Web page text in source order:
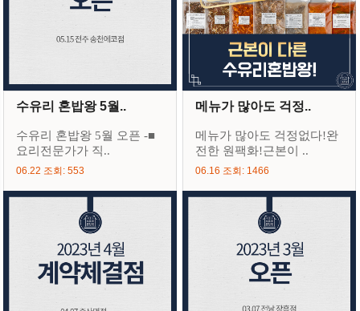
수유리 혼밥왕 5월..
수유리 혼밥왕 5월 오픈 -■
요리전문가가 직..
06.22 조회: 553
메뉴가 많아도 걱정..
메뉴가 많아도 걱정없다!완
전한 원팩화!근본이 ..
06.16 조회: 1466